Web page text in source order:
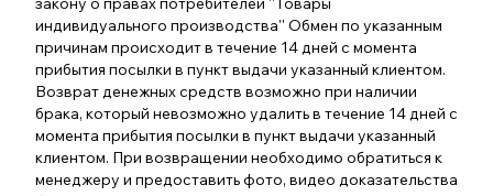
индивидуального производства'' Обмен по указанным
причинам происходит в течение 14 дней с момента
прибытия посылки в пункт выдачи указанный клиентом.
Возврат денежных средств возможно при наличии
брака, который невозможно удалить в течение 14 дней с
момента прибытия посылки в пункт выдачи указанный
клиентом. При возвращении необходимо обратиться к
менеджеру и предоставить фото, видео доказательства